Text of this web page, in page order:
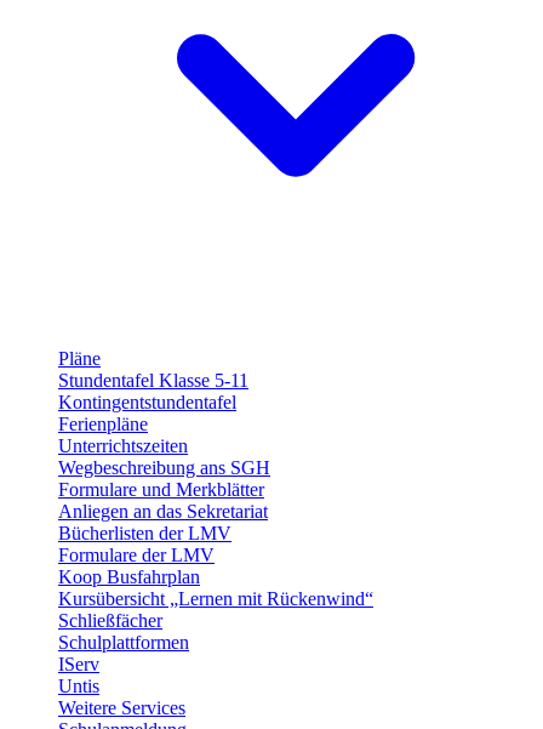
Pläne
Stundentafel Klasse 5-11
Kontingentstundentafel
Ferienpläne
Unterrichtszeiten
Wegbeschreibung ans SGH
Formulare und Merkblätter
Anliegen an das Sekretariat
Bücherlisten der LMV
Formulare der LMV
Koop Busfahrplan
Kursübersicht „Lernen mit Rückenwind“
Schließfächer
Schulplattformen
IServ
Untis
Weitere Services